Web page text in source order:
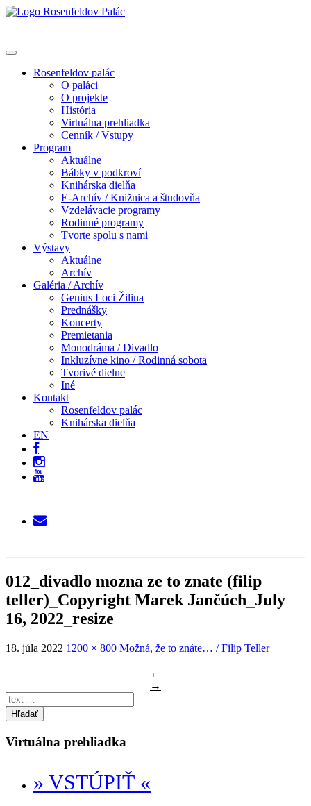
Rosenfeldov palác
O paláci
O projekte
História
Virtuálna prehliadka
Cenník / Vstupy
Program
Aktuálne
Bábky v podkroví
Knihárska dielňa
E-Archív / Knižnica a študovňa
Vzdelávacie programy
Rodinné programy
Tvorte spolu s nami
Výstavy
Aktuálne
Archív
Galéria / Archív
Genius Loci Žilina
Prednášky
Koncerty
Premietania
Monodráma / Divadlo
Inkluzívne kino / Rodinná sobota
Tvorivé dielne
Iné
Kontakt
Rosenfeldov palác
Knihárska dielňa
EN
012_divadlo mozna ze to znate (filip
teller)_Copyright Marek Jančúch_July
16, 2022_resize
18. júla 2022 1200 × 800 Možná, že to znáte… / Filip Teller
←
→
Hľadať
Virtuálna prehliadka
» VSTÚPIŤ «